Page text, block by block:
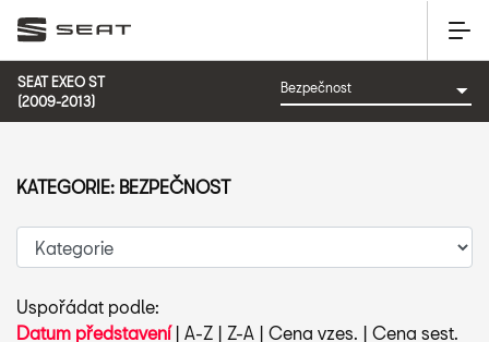
SEAT EXEO ST
(2009-2013)
Uspořádat podle:
Datum představení| A-Z | Z-A | Cena vzes. | Cena sest.
KATEGORIE: BEZPEČNOST